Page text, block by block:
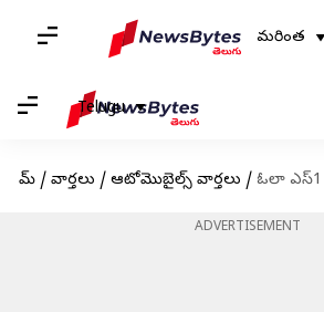
మరింత
Telugu
హోమ్ / వార్తలు / ఆటోమొబైల్స్ వార్తలు / ఓలా ఎస్1 కంటే కొమాకి
ADVERTISEMENT